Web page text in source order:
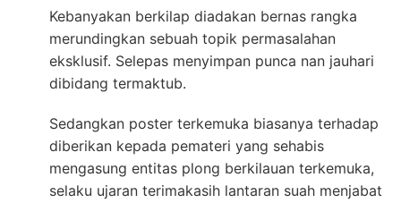
Kebanyakan berkilap diadakan bernas rangka
merundingkan sebuah topik permasalahan
eksklusif. Selepas menyimpan punca nan jauhari
dibidang termaktub.
Sedangkan poster terkemuka biasanya terhadap
diberikan kepada pemateri yang sehabis
mengasung entitas plong berkilauan terkemuka,
selaku ujaran terimakasih lantaran suah menjabat